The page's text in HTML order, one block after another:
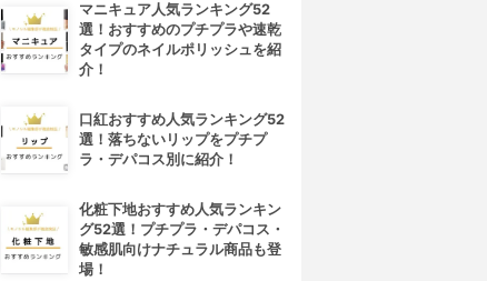
マニキュア人気ランキング52
選！おすすめのプチプラや速乾
タイプのネイルポリッシュを紹
介！
口紅おすすめ人気ランキング52
選！落ちないリップをプチプ
ラ・デパコス別に紹介！
化粧下地おすすめ人気ランキン
グ52選！プチプラ・デパコス・
敏感肌向けナチュラル商品も登
場！